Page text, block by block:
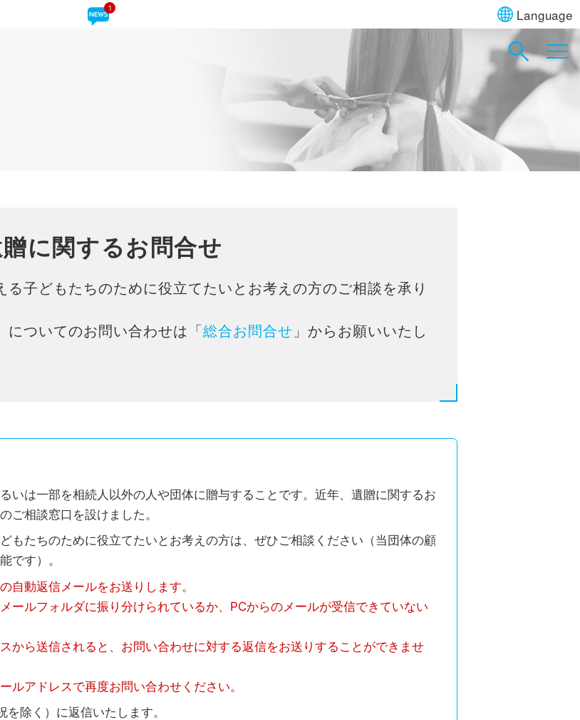
1 Language
に関するお問合せ
子どもたちのために役立てたいとお考えの方のご相談を承り
ついてのお問い合わせは「総合お問合せ 」からお願いいたし
いは一部を相続人以外の人や団体に贈与することです。近年、遺贈に関するお
ご相談窓口を設けました。
もたちのために役立てたいとお考えの方は、ぜひご相談ください（当団体の顧
です）。
自動返信メールをお送りします。
ールフォルダに振り分けられているか、PCからのメールが受信できていない
から送信されると、お問い合わせに対する返信をお送りすることができませ
ルアドレスで再度お問い合わせください。
除く）に返信いたします。